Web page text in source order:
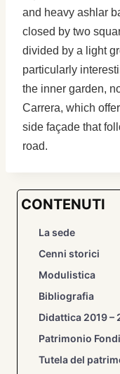
and heavy ashlar
closed by two
divided by a light
particularly
the inner garden,
Carrera, which
side façade that
road.
CONTENUTI
La sede
Cenni storici
Modulistica
Bibliografia
Didattica 2019 –
Patrimonio Fondi
Tutela del